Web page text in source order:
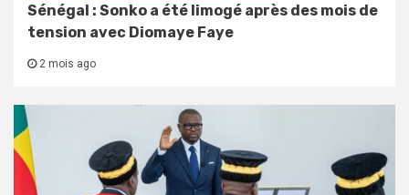
Sénégal : Sonko a été limogé après des mois de
tension avec Diomaye Faye
2 mois ago